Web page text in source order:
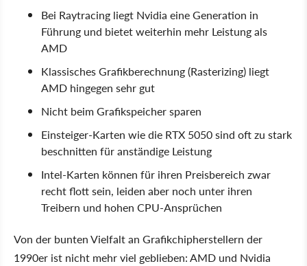
Bei Raytracing liegt Nvidia eine Generation in
Führung und bietet weiterhin mehr Leistung als
AMD
Klassisches Grafikberechnung (Rasterizing) liegt
AMD hingegen sehr gut
Nicht beim Grafikspeicher sparen
Einsteiger-Karten wie die RTX 5050 sind oft zu stark
beschnitten für anständige Leistung
Intel-Karten können für ihren Preisbereich zwar
recht flott sein, leiden aber noch unter ihren
Treibern und hohen CPU-Ansprüchen
Von der bunten Vielfalt an Grafikchipherstellern der
1990er ist nicht mehr viel geblieben: AMD und Nvidia